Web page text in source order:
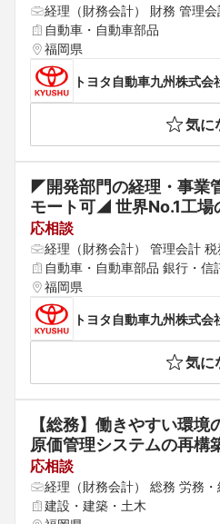
経理（財務会計） 財務 管理会
自動車・自動車部品
福岡県
トヨタ自動車九州株式会
気に
◤開発部門の経理・事業
モート可◢ 世界No.1工場
ナ賞」を通算6回受賞
補助有り）
応相談
経理（財務会計） 管理会計 税
自動車・自動車部品 銀行・信
福岡県
トヨタ自動車九州株式会
気に
【総務】働きやすい環
原価管理システムの再構
明文化および整備」など
せいたします！「技術で
に届けて122年。堅実な
応相談
経理（財務会計） 総務 労務
建設・建築・土木